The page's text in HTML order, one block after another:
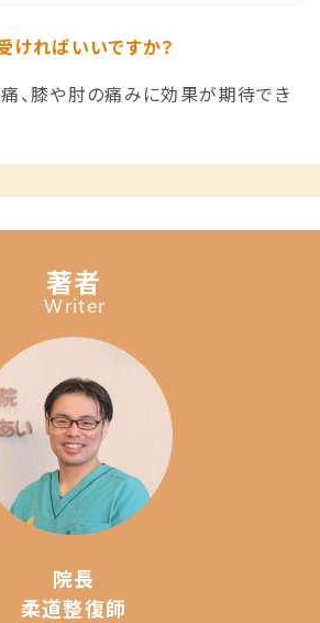
ければいいですか？
、膝や肘の痛みに効果が期待でき
著者
Writer
院長
柔道整復師